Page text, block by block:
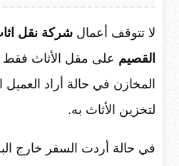
لا تتوقف أعمال شركة نقل
القصيم على مقل الأثاث
المخازن في حالة أراد
لتخزين الأثاث به.
في حالة أردت السفر خارج